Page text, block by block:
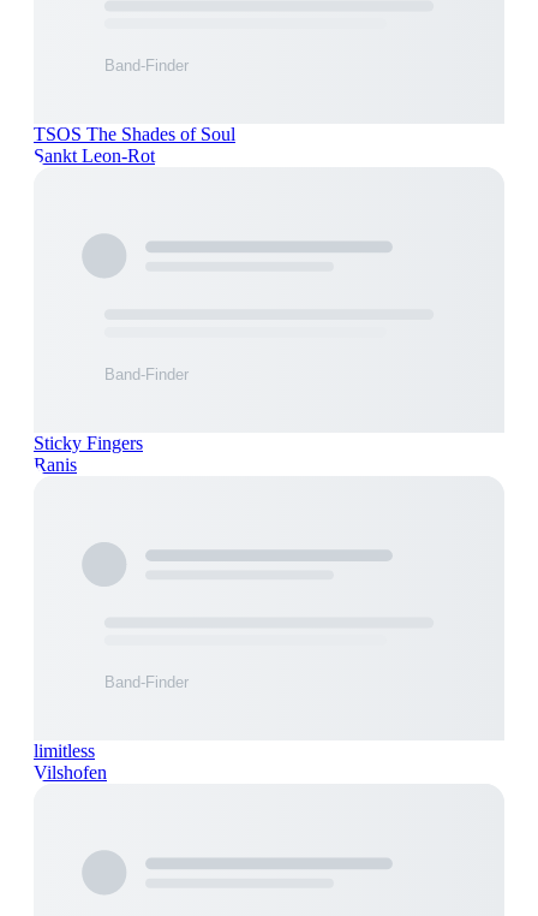
TSOS The Shades of Soul
Sankt Leon-Rot
Sticky Fingers
Ranis
limitless
Vilshofen